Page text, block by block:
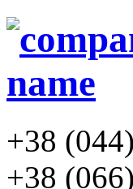
+38
+38